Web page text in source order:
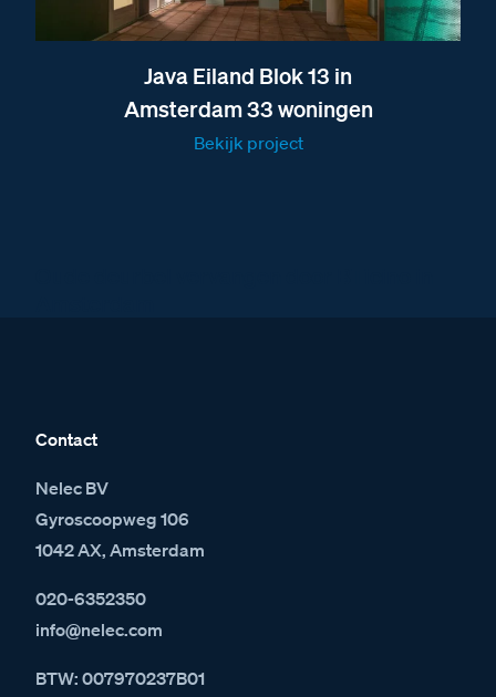
Java Eiland Blok 13 in
Amsterdam 33 woningen
Bekijk project
Contact
Nelec BV
Gyroscoopweg 106
1042 AX, Amsterdam
020-6352350
info@nelec.com
BTW: 007970237B01